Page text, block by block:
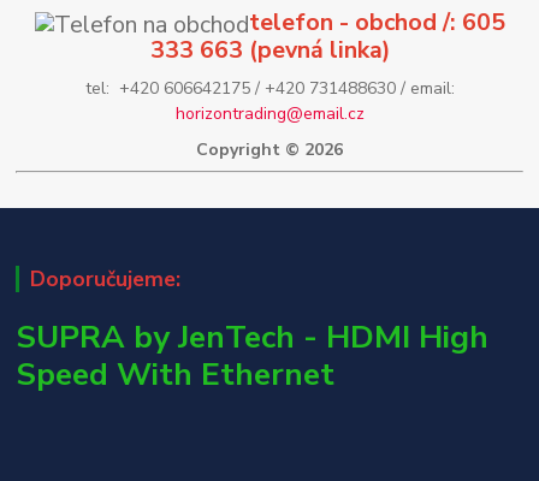
telefon - obchod /: 605
333 663 (pevná linka)
tel: +420 606642175 / +420 731488630 / email:
horizontrading@email.cz
Copyright © 2026
Doporučujeme:
SUPRA by JenTech - HDMI High
Speed With Ethernet